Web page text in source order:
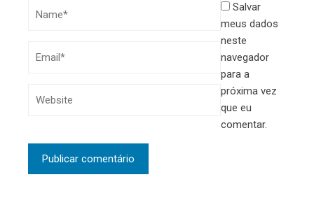
Salvar
meus dados
neste
navegador
para a
próxima vez
que eu
comentar.